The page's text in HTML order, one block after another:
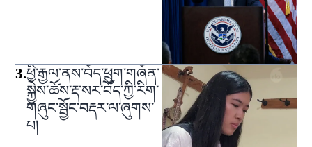
3.ཕྱི་རྒྱལ་ནས་བོད་ཕྲུག་གཞོན་
སྐྱེས་ཚོས་རྡ་སར་བོད་ཀྱི་རིག་
གཞུང་སྦྱོང་བརྡར་ལ་ཞུགས་
པ།